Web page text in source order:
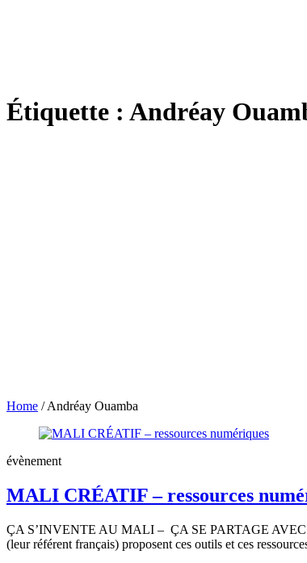
Étiquette : Andréay
Home /Andréay Ouamba
évènement
MALI CRÉATIF – ressources
ÇA S’INVENTE AU MALI – ÇA SE PARTAGE
(leur référent français) proposent ces outils et ces